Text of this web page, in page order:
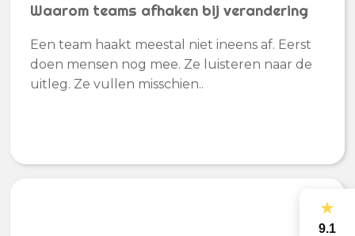
Waarom teams afhaken bij verandering
Een team haakt meestal niet ineens af. Eerst
doen mensen nog mee. Ze luisteren naar de
uitleg. Ze vullen misschien..
★
9.1